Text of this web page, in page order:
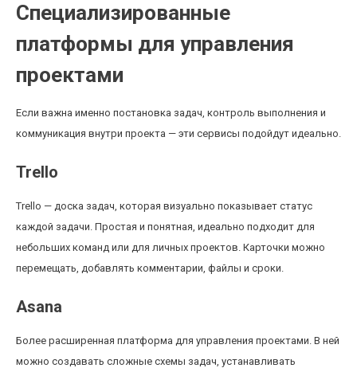
Специализированные
платформы для управления
проектами
Если важна именно постановка задач, контроль выполнения и
коммуникация внутри проекта — эти сервисы подойдут идеально.
Trello
Trello — доска задач, которая визуально показывает статус
каждой задачи. Простая и понятная, идеально подходит для
небольших команд или для личных проектов. Карточки можно
перемещать, добавлять комментарии, файлы и сроки.
Asana
Более расширенная платформа для управления проектами. В ней
можно создавать сложные схемы задач, устанавливать